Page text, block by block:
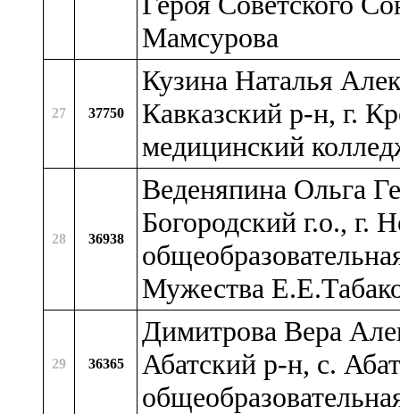
Мамсурова
27 37750
Кузина Наталья
Кавказский р-н, г.
медицинский
28 36938
Веденяпина Ольга
Богородский г.о.,
Мужества
29 36365
Димитрова Вера
Абатский р-н, с.